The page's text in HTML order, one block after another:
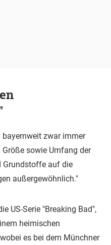
bayernweit zwar immer
Größe sowie Umfang der
Grundstoffe auf die
außergewöhnlich."
US-Serie "Breaking Bad",
heimischen
es bei dem Münchner